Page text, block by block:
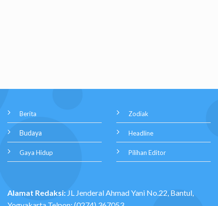
Berita
Budaya
Gaya Hidup
Zodiak
Headline
Pilihan Editor
Alamat Redaksi: JL Jenderal Ahmad Yani No.22, Bantul,